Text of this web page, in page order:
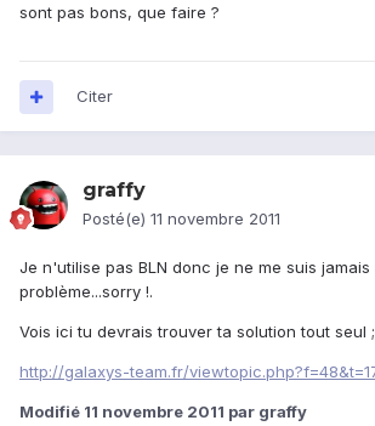
sont pas bons, que faire ?
Citer
graffy
Posté(e) 11 novembre 2011
Je n'utilise pas BLN donc je ne me suis
problème...sorry !.
Vois ici tu devrais trouver ta solution tout seul
http://galaxys-team.fr/
Modifié 11 novembre 2011 par graffy